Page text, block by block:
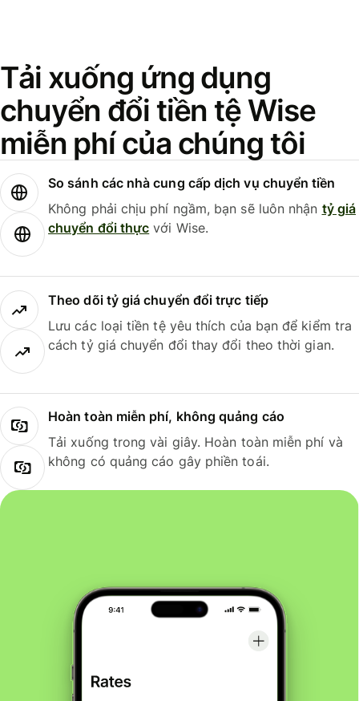
Tải xuống ứng dụng
chuyển đổi tiền tệ Wise
miễn phí của chúng tôi
So sánh các nhà cung cấp dịch vụ chuyển tiền
Không phải chịu phí ngầm, bạn sẽ luôn nhận tỷ giá
chuyển đổi thực với Wise.
Theo dõi tỷ giá chuyển đổi trực tiếp
Lưu các loại tiền tệ yêu thích của bạn để kiểm tra
cách tỷ giá chuyển đổi thay đổi theo thời gian.
Hoàn toàn miễn phí, không quảng cáo
Tải xuống trong vài giây. Hoàn toàn miễn phí và
không có quảng cáo gây phiền toái.